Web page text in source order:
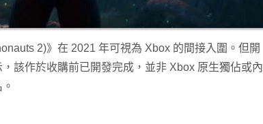
2)》在 2021 年可視為 Xbox 的間接入圍。但開
該作於收購前已開發完成，並非 Xbox 原生獨佔或內